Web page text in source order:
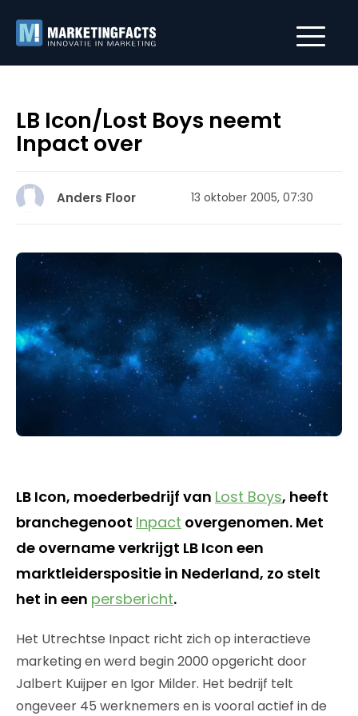
LB Icon/Lost Boys neemt
Inpact over
Anders Floor 13 oktober 2005, 07:30
LB Icon, moederbedrijf van Lost Boys, heeft
branchegenoot Inpact overgenomen. Met
de overname verkrijgt LB Icon een
marktleiderspositie in Nederland, zo stelt
het in een persbericht.
Het Utrechtse Inpact richt zich op interactieve
marketing en werd begin 2000 opgericht door
Jalbert Kuijper en Igor Milder. Het bedrijf telt
ongeveer 45 werknemers en is vooral actief in de